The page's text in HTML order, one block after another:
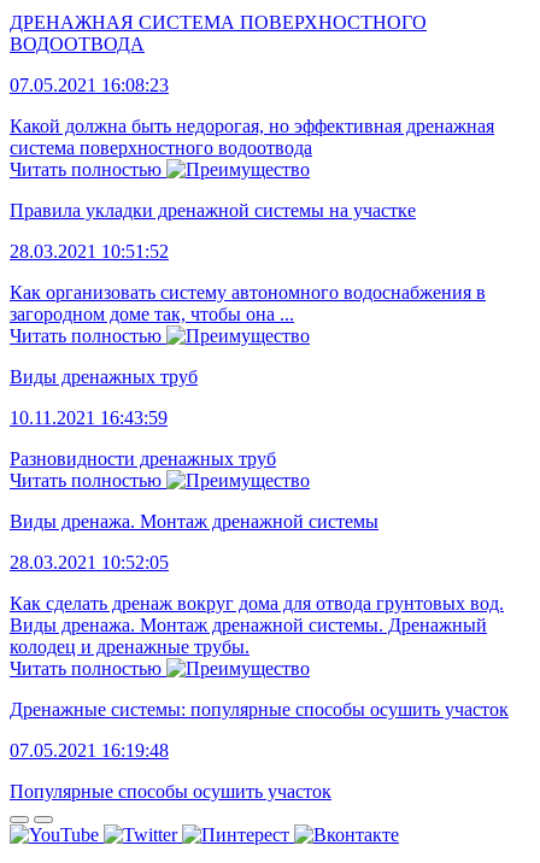
ДРЕНАЖНАЯ СИСТЕМА ПОВЕРХНОСТНОГО
ВОДООТВОДА
07.05.2021 16:08:23
Какой должна быть недорогая, но эффективная дренажная
система поверхностного водоотвода
Читать полностью
Правила укладки дренажной системы на участке
28.03.2021 10:51:52
Как организовать систему автономного водоснабжения в
загородном доме так, чтобы она ...
Читать полностью
Виды дренажных труб
10.11.2021 16:43:59
Разновидности дренажных труб
Читать полностью
Виды дренажа. Монтаж дренажной системы
28.03.2021 10:52:05
Как сделать дренаж вокруг дома для отвода грунтовых вод.
Виды дренажа. Монтаж дренажной системы. Дренажный
колодец и дренажные трубы.
Читать полностью
Дренажные системы: популярные способы осушить участок
07.05.2021 16:19:48
Популярные способы осушить участок